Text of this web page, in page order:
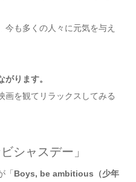
も多くの人々に元気を与え
がります。
画を観てリラックスしてみる
シャスデー」
「 Boys, be ambitious（少年